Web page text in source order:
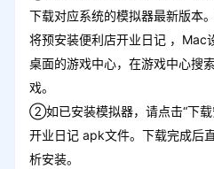
下载对应系统的模拟器最新版本
将预安装便利店开业日记 ，Mac
桌面的游戏中心，在游戏中心搜
戏。
②如已安装模拟器，请点击“下载
开业日记 apk文件。下载完成后
析安装。